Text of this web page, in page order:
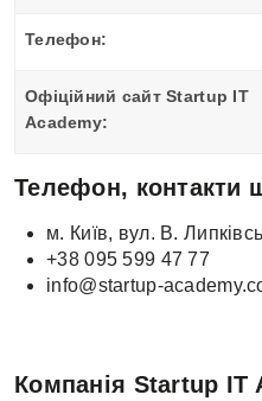
Телефон:
Офіційний сайт Startup IT
Academy:
Телефон, контакти
м. Київ, вул. В.
+38 095 599 47 77
info@startup-
Компанія Startup IT